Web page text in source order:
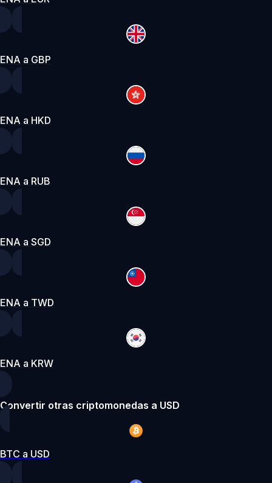
ENA a GBP
ENA a HKD
ENA a RUB
ENA a SGD
ENA a TWD
ENA a KRW
Convertir otras criptomonedas a USD
BTC a USD